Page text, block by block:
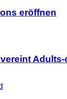
eröffnen